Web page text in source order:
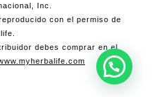
Inc.
con el permiso de
debes comprar en el